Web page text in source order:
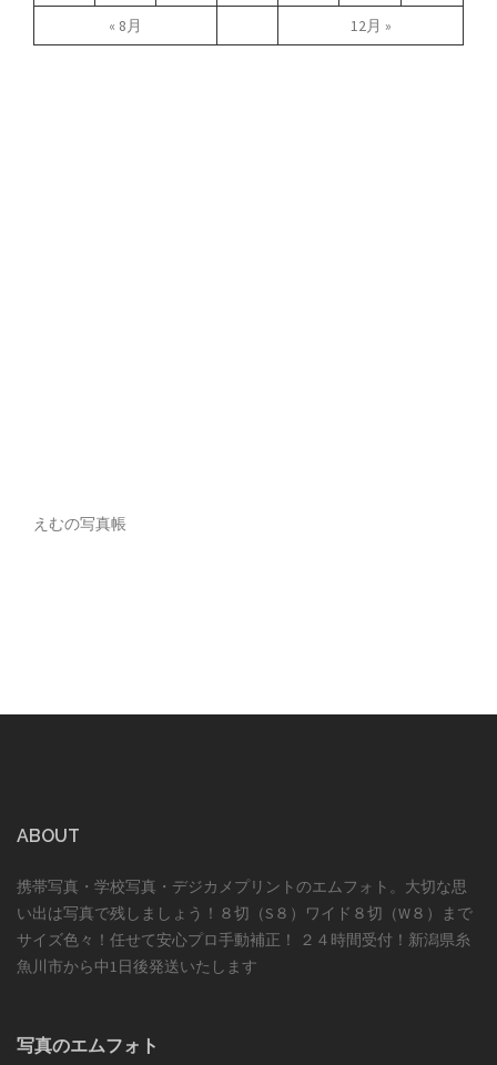
« 8月 12月 »
えむの写真帳
ABOUT
携帯写真・学校写真・デジカメプリントのエムフォト。大切な思
い出は写真で残しましょう！８切（S８）ワイド８切（W８）まで
サイズ色々！任せて安心プロ手動補正！ ２４時間受付！新潟県糸
魚川市から中1日後発送いたします
写真のエムフォト